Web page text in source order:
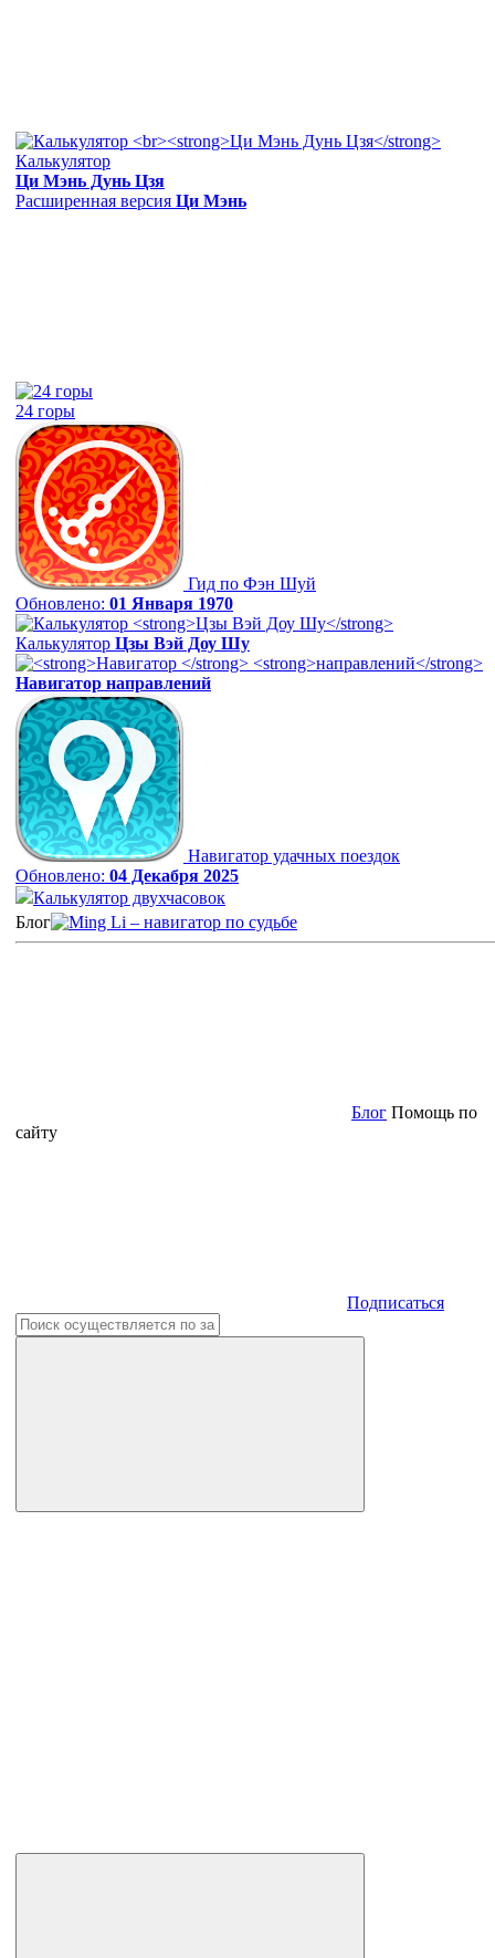
Калькулятор
Ци Мэнь Дунь Цзя
Расширенная версия Ци Мэнь
24 горы
Гид по Фэн Шуй
Обновлено: 01 Января 1970
Калькулятор Цзы Вэй Доу Шу
Навигатор направлений
Навигатор удачных поездок
Обновлено: 04 Декабря 2025
Калькулятор двухчасовок
Блог
Блог Помощь по
сайту
Подписаться